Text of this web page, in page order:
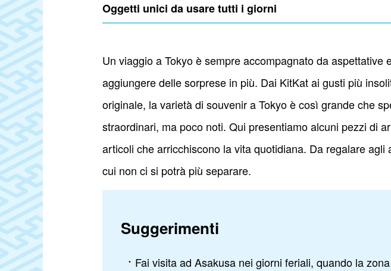
Oggetti unici da usare tutti i giorni
Un viaggio a Tokyo è sempre accompagnato da
aggiungere delle sorprese in più. Dai KitKat ai gusti più
originale, la varietà di souvenir a Tokyo è così grande che
straordinari, ma poco noti. Qui presentiamo alcuni pezzi di
articoli che arricchiscono la vita quotidiana. Da regalare
cui non ci si potrà più separare.
Suggerimenti
Fai visita ad Asakusa nei giorni feriali, quando la